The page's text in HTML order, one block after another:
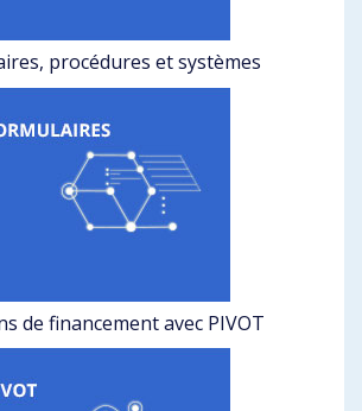
procédures et systèmes
de financement avec PIVOT